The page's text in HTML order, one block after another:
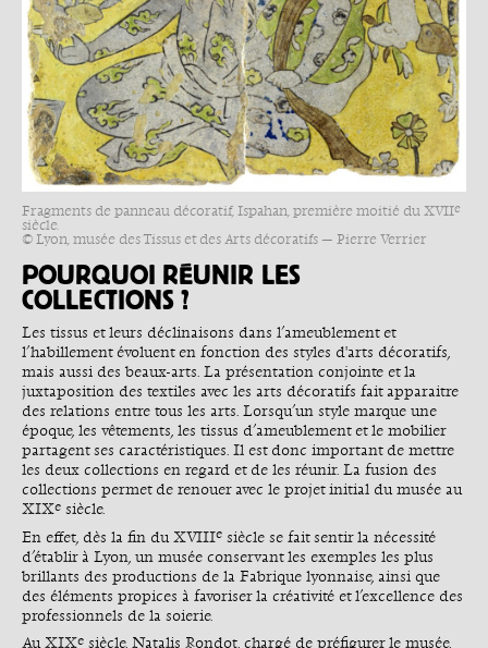
Fragments de panneau décoratif, Ispahan, première moitié du XVIIe
siècle.
© Lyon, musée des Tissus et des Arts décoratifs — Pierre Verrier
POURQUOI RÉUNIR LES
COLLECTIONS ?
Les tissus et leurs déclinaisons dans l’ameublement et
l’habillement évoluent en fonction des styles d'arts décoratifs,
mais aussi des beaux-arts. La présentation conjointe et la
juxtaposition des textiles avec les arts décoratifs fait apparaitre
des relations entre tous les arts. Lorsqu’un style marque une
époque, les vêtements, les tissus d’ameublement et le mobilier
partagent ses caractéristiques. Il est donc important de mettre
les deux collections en regard et de les réunir. La fusion des
collections permet de renouer avec le projet initial du musée au
XIXe siècle.
En effet, dès la fin du XVIIIe siècle se fait sentir la nécessité
d’établir à Lyon, un musée conservant les exemples les plus
brillants des productions de la Fabrique lyonnaise, ainsi que
des éléments propices à favoriser la créativité et l’excellence des
professionnels de la soierie.
Au XIXe siècle, Natalis Rondot, chargé de préfigurer le musée,